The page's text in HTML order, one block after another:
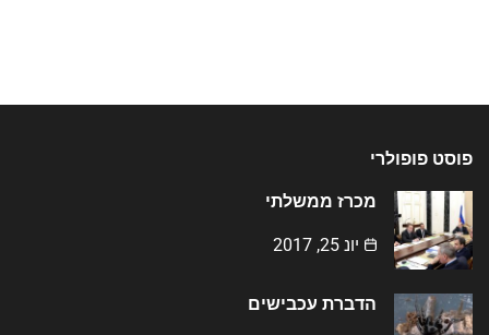
פוסט פופולרי
מכרז ממשלתי
יונ 25, 2017
הדברת עכבישים